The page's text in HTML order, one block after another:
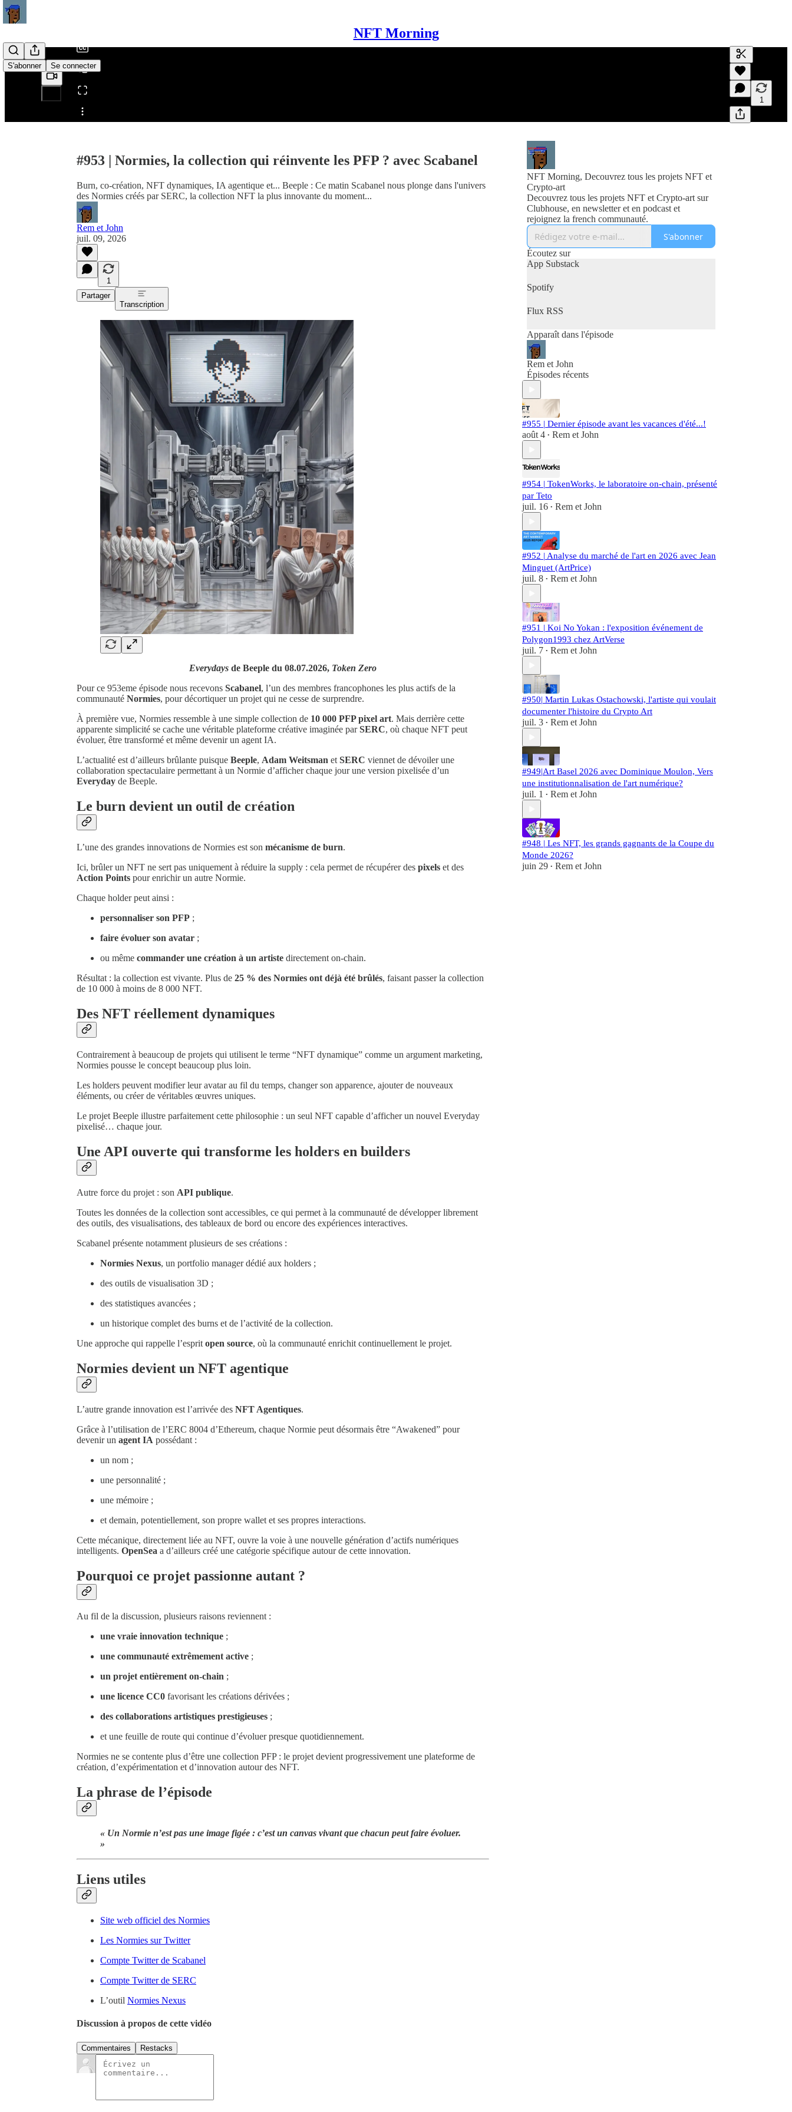
NFT Morning
S'abonner Se connecter
Partager depuis0:00
Générer un
Une
des aperçus
1
#953 | Normies, la collection qui réinvente les PFP ? avec Scabanel
Burn, co-création, NFT dynamiques, IA agentique et... Beeple : Ce matin Scabanel nous plonge dans l'univers
des Normies créés par SERC, la collection NFT la plus innovante du moment...
Rem et John
juil. 09, 2026
1
Partager
Transcription
Everydays de Beeple du 08.07.2026, Token Zero
Pour ce 953eme épisode nous recevons Scabanel, l’un des membres francophones les plus actifs de la
communauté Normies, pour décortiquer un projet qui ne cesse de surprendre.
À première vue, Normies ressemble à une simple collection de 10 000 PFP pixel art. Mais derrière cette
apparente simplicité se cache une véritable plateforme créative imaginée parSERC, où chaque NFT peut
évoluer, être transformé et même devenir un agent IA.
L’actualité est d’ailleurs brûlante puisque Beeple, Adam Weitsman etSERC viennet de dévoiler une
collaboration spectaculaire permettant à un Normie d’afficher chaque jour une version pixelisée d’un
Everyday de Beeple.
Le burn devient un outil de création
L’une des grandes innovations de Normies est son mécanisme de burn.
Ici, brûler un NFT ne sert pas uniquement à réduire la supply : cela permet de récupérer des pixels et des
Action Points pour enrichir un autre Normie.
Chaque holder peut ainsi :
personnaliser son PFP ;
faire évoluer son avatar ;
ou même commander une création à un artiste directement on-chain.
Résultat : la collection est vivante. Plus de 25 % des Normies ont déjà été brûlés, faisant passer la collection
de 10 000 à moins de 8 000 NFT.
Des NFT réellement dynamiques
Contrairement à beaucoup de projets qui utilisent le terme “NFT dynamique” comme un argument marketing,
Normies pousse le concept beaucoup plus loin.
Les holders peuvent modifier leur avatar au fil du temps, changer son apparence, ajouter de nouveaux
éléments, ou créer de véritables œuvres uniques.
Le projet Beeple illustre parfaitement cette philosophie : un seul NFT capable d’afficher un nouvel Everyday
pixelisé… chaque jour.
Une API ouverte qui transforme les holders en builders
Autre force du projet : son API publique.
Toutes les données de la collection sont accessibles, ce qui permet à la communauté de développer librement
des outils, des visualisations, des tableaux de bord ou encore des expériences interactives.
Scabanel présente notamment plusieurs de ses créations :
Normies Nexus, un portfolio manager dédié aux holders ;
des outils de visualisation 3D ;
des statistiques avancées ;
un historique complet des burns et de l’activité de la collection.
Une approche qui rappelle l’esprit open source, où la communauté enrichit continuellement le projet.
Normies devient un NFT agentique
L’autre grande innovation est l’arrivée des NFT Agentiques.
Grâce à l’utilisation de l’ERC 8004 d’Ethereum, chaque Normie peut désormais être “Awakened” pour
devenir un agent IA possédant :
un nom ;
une personnalité ;
une mémoire ;
et demain, potentiellement, son propre wallet et ses propres interactions.
Cette mécanique, directement liée au NFT, ouvre la voie à une nouvelle génération d’actifs numériques
intelligents. OpenSea a d’ailleurs créé une catégorie spécifique autour de cette innovation.
Pourquoi ce projet passionne autant ?
Au fil de la discussion, plusieurs raisons reviennent :
une vraie innovation technique ;
une communauté extrêmement active ;
un projet entièrement on-chain ;
une licence CC0 favorisant les créations dérivées ;
des collaborations artistiques prestigieuses ;
et une feuille de route qui continue d’évoluer presque quotidiennement.
Normies ne se contente plus d’être une collection PFP : le projet devient progressivement une plateforme de
création, d’expérimentation et d’innovation autour des NFT.
La phrase de l’épisode
« Un Normie n’est pas une image figée : c’est un canvas vivant que chacun peut faire évoluer.
»
Liens utiles
Site web officiel des Normies
Les Normies sur Twitter
Compte Twitter de Scabanel
Compte Twitter de SERC
L’outil Normies Nexus
Discussion à propos de cette vidéo
Commentaires Restacks
NFT Morning, Decouvrez tous les projets NFT et
Crypto-art
Decouvrez tous les projets NFT et Crypto-art sur
Clubhouse, en newsletter et en podcast et
rejoignez la french communauté.
S'abonner
Écoutez sur
App Substack
Spotify
Flux RSS
Apparaît dans l'épisode
Rem et John
Épisodes récents
#955 | Dernier épisode avant les vacances d'été...!
août 4 • Rem et John
#954 | TokenWorks, le laboratoire on-chain, présenté
par Teto
juil. 16 • Rem et John
#952 | Analyse du marché de l'art en 2026 avec Jean
Minguet (ArtPrice)
juil. 8 • Rem et John
#951 | Koi No Yokan : l'exposition événement de
Polygon1993 chez ArtVerse
juil. 7 • Rem et John
#950| Martin Lukas Ostachowski, l'artiste qui voulait
documenter l'histoire du Crypto Art
juil. 3 • Rem et John
#949|Art Basel 2026 avec Dominique Moulon, Vers
une institutionnalisation de l'art numérique?
juil. 1 • Rem et John
#948 | Les NFT, les grands gagnants de la Coupe du
Monde 2026?
juin 29 • Rem et John